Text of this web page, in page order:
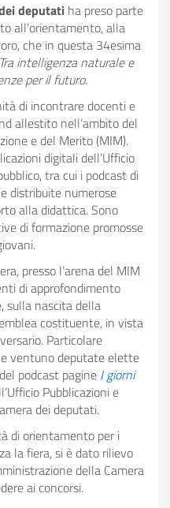
deputati ha preso parte
all'orientamento, alla
che in questa 34esima
Tra intelligenza naturale e
per il futuro.
di incontrare docenti e
allestito nell’ambito del
e del Merito (MIM).
digitali dell’Ufficio
tra cui i podcast di
distribuite numerose
alla didattica. Sono
di formazione promosse
presso l’arena del MIM
di approfondimento
sulla nascita della
costituente, in vista
Particolare
ventuno deputate elette
podcast pagine I giorni
Pubblicazioni e
dei deputati.
di orientamento per i
la fiera, si è dato rilievo
della Camera
ai concorsi.